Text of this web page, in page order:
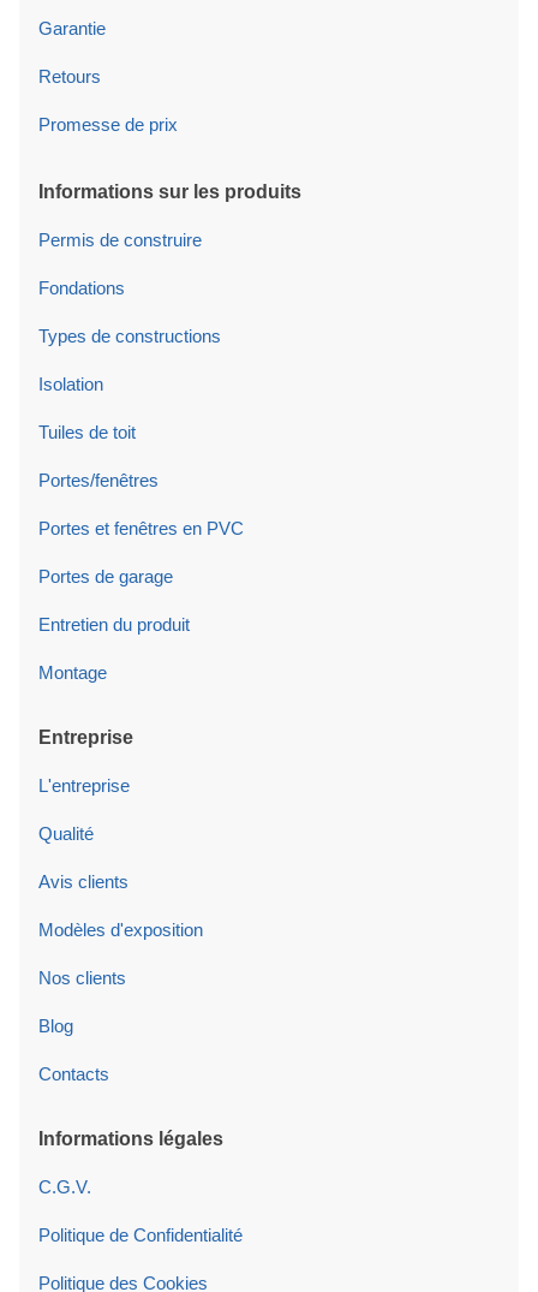
Garantie
Retours
Promesse de prix
Informations sur les produits
Permis de construire
Fondations
Types de constructions
Isolation
Tuiles de toit
Portes/fenêtres
Portes et fenêtres en PVC
Portes de garage
Entretien du produit
Montage
Entreprise
L'entreprise
Qualité
Avis clients
Modèles d'exposition
Nos clients
Blog
Contacts
Informations légales
C.G.V.
Politique de Confidentialité
Politique des Cookies